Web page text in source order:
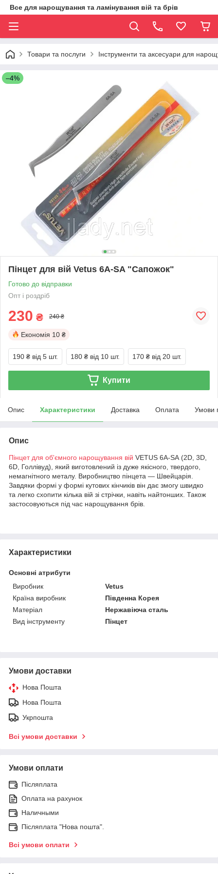
Все для нарощування та ламінування вій та брів
Товари та послуги Інструменти та аксесуари для
–4%
Пінцет для вій Vetus 6A-SA "Сапожок"
Готово до відправки
Опт і роздріб
230 ₴ 240 ₴
Економія 10 ₴
190 ₴ від 5 шт. 180 ₴ від 10 шт. 170 ₴ від 20 шт.
Купити
Опис Характеристики Доставка Оплата Умови
Опис
Пінцет для об'ємного нарощування вій VETUS 6A-SA (2D, 3D,
6D, Голлівуд), який виготовлений із дуже якісного, твердого,
немагнітного металу. Виробництво пінцета — Швейцарія.
Завдяки формі у формі кутових кінчиків він дає змогу швидко
та легко схопити кілька вій зі стрічки, навіть найтонших. Також
застосовуються під час нарощування брів.
Характеристики
Основні атрибути
Виробник
Vetus
Країна виробник
Південна Корея
Матеріал
Нержавіюча сталь
Вид інструменту
Пінцет
Умови доставки
Нова Пошта
Нова Пошта
Укрпошта
Всі умови доставки
Умови оплати
Післяплата
Оплата на рахунок
Наличными
Післяплата "Нова пошта".
Всі умови оплати